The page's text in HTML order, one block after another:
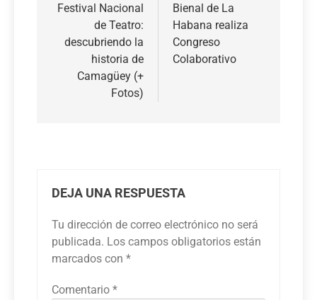
de
entradas
Festival Nacional
de Teatro:
descubriendo la
historia de
Camagüey (+
Fotos)
Bienal de La
Habana realiza
Congreso
Colaborativo
DEJA UNA RESPUESTA
Tu dirección de correo electrónico no será
publicada. Los campos obligatorios están
marcados con *
Comentario *